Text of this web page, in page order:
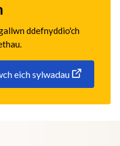
ddefnyddio'ch
eich sylwadau